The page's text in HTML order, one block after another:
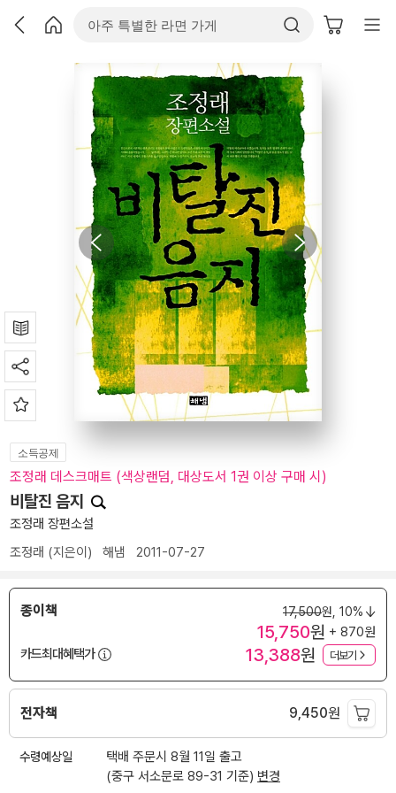
소득공제
조정래 데스크매트 (색상랜덤, 대상도서 1권 이상 구매 시)
비탈진 음지
조정래 장편소설
조정래 (지은이) 해냄 2011-07-27
종이책 17,500원, 10%
15,750원 + 870원
카드최대혜택가
13,388원 더보기
전자책 9,450원
수령예상일
택배 주문시 8월 11일 출고
(중구 서소문로 89-31 기준) 변경